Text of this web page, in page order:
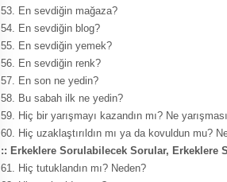
53. En sevdiğin mağaza?
54. En sevdiğin blog?
55. En sevdiğin yemek?
56. En sevdiğin renk?
57. En son ne yedin?
58. Bu sabah ilk ne yedin?
59. Hiç bir yarışmayı kazandın mı? Ne
60. Hiç uzaklaştırıldın mı ya da kovuldun mu?
:: Erkeklere Sorulabilecek Sorular, Erkeklere
61. Hiç tutuklandın mı? Neden?